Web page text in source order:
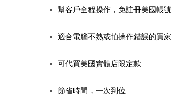
幫客戶全程操作，免註冊美國帳號
適合電腦不熟或怕操作錯誤的買家
可代買美國實體店限定款
節省時間，一次到位